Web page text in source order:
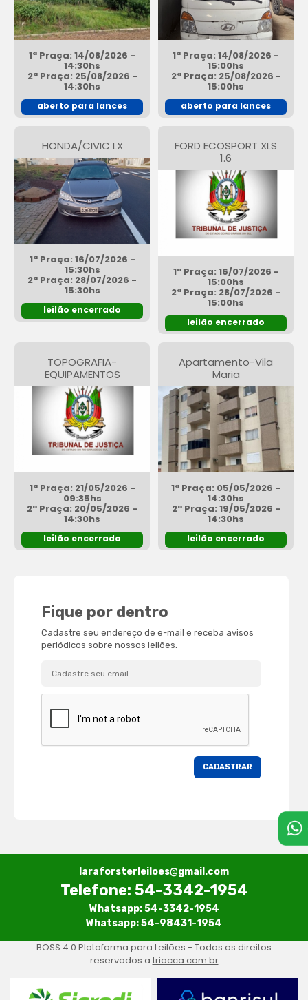
1ª Praça: 14/08/2026 -
14:30hs
2ª Praça: 25/08/2026 -
14:30hs
aberto para lances
1ª Praça: 14/08/2026 -
15:00hs
2ª Praça: 25/08/2026 -
15:00hs
aberto para lances
HONDA/CIVIC LX
1ª Praça: 16/07/2026 -
15:30hs
2ª Praça: 28/07/2026 -
15:30hs
leilão encerrado
FORD ECOSPORT XLS
1.6
1ª Praça: 16/07/2026 -
15:00hs
2ª Praça: 28/07/2026 -
15:00hs
leilão encerrado
TOPOGRAFIA-
EQUIPAMENTOS
1ª Praça: 21/05/2026 -
09:35hs
2ª Praça: 20/05/2026 -
14:30hs
leilão encerrado
Apartamento-Vila
Maria
1ª Praça: 05/05/2026 -
14:30hs
2ª Praça: 19/05/2026 -
14:30hs
leilão encerrado
Fique por dentro
Cadastre seu endereço de e-mail e receba avisos
periódicos sobre nossos leilões.
laraforsterleiloes@gmail.com
Telefone: 54-3342-1954
Whatsapp: 54-3342-1954
Whatsapp: 54-98431-1954
BOSS 4.0 Plataforma para Leilões - Todos os direitos
reservados a triacca.com.br